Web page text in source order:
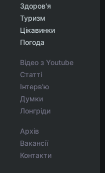
Здоров'я
Туризм
Цікавинки
Погода
Відео з Youtube
Статті
Інтерв'ю
Думки
Лонгріди
Архів
Вакансії
Контакти